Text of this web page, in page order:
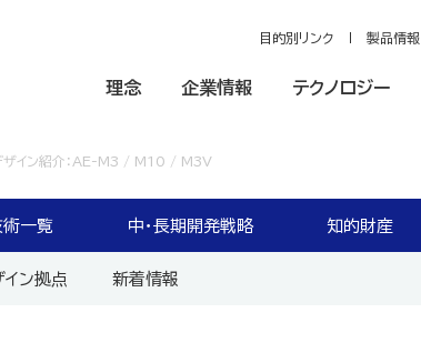
目的別リンク 製品情報
理念 企業情報 テクノロジー
ザイン紹介：AE-M3 / M10 / M3V
術一覧 中・長期開発戦略 知的財産
イン拠点 新着情報